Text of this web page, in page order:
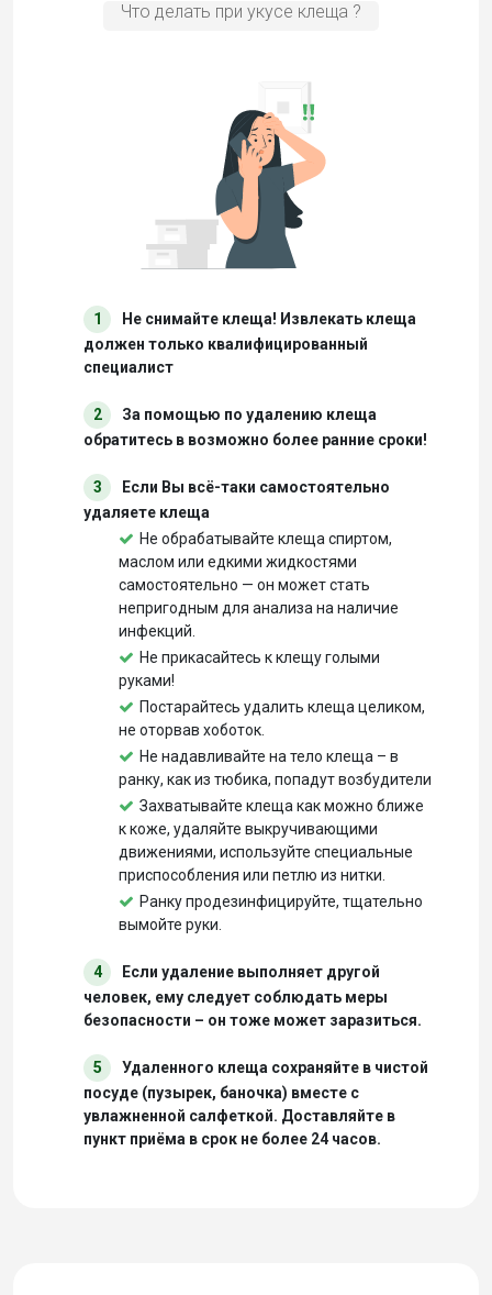
Что делать при укусе клеща ?
1
Не снимайте клеща! Извлекать клеща
должен только квалифицированный
специалист
2
За помощью по удалению клеща
обратитесь в возможно более ранние сроки!
3
Если Вы всё-таки самостоятельно
удаляете клеща
Не обрабатывайте клеща спиртом,
маслом или едкими жидкостями
самостоятельно — он может стать
непригодным для анализа на наличие
инфекций.
Не прикасайтесь к клещу голыми
руками!
Постарайтесь удалить клеща целиком,
не оторвав хоботок.
Не надавливайте на тело клеща – в
ранку, как из тюбика, попадут возбудители
Захватывайте клеща как можно ближе
к коже, удаляйте выкручивающими
движениями, используйте специальные
приспособления или петлю из нитки.
Ранку продезинфицируйте, тщательно
вымойте руки.
4
Если удаление выполняет другой
человек, ему следует соблюдать меры
безопасности – он тоже может заразиться.
5
Удаленного клеща сохраняйте в чистой
посуде (пузырек, баночка) вместе с
увлажненной салфеткой. Доставляйте в
пункт приёма в срок не более 24 часов.